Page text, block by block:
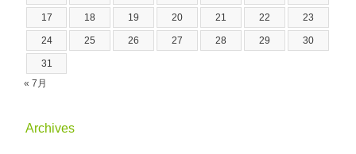
17 18 19 20 21 22 23
24 25 26 27 28 29 30
31
« 7月
Archives